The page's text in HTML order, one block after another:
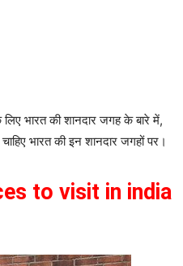
भारत की शानदार जगह के बारे में,
भारत की इन शानदार जगहों पर।
to visit in india